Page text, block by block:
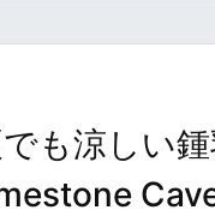
も涼しい